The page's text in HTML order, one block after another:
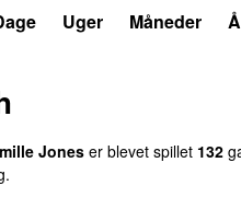
Uger Måneder
Jones er blevet spillet 132